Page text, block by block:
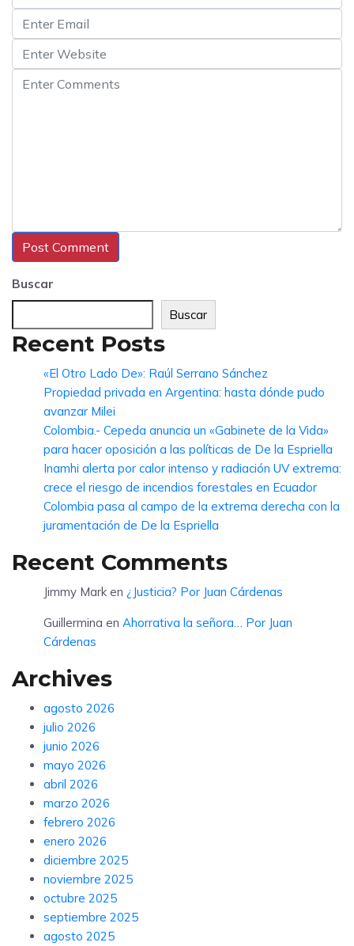
Buscar
Buscar
Recent Posts
«El Otro Lado De»: Raúl Serrano Sánchez
Propiedad privada en Argentina: hasta dónde pudo
avanzar Milei
Colombia.- Cepeda anuncia un «Gabinete de la Vida»
para hacer oposición a las políticas de De la Espriella
Inamhi alerta por calor intenso y radiación UV extrema:
crece el riesgo de incendios forestales en Ecuador
Colombia pasa al campo de la extrema derecha con la
juramentación de De la Espriella
Recent Comments
Jimmy Mark en ¿Justicia? Por Juan Cárdenas
Guillermina en Ahorrativa la señora… Por Juan
Cárdenas
Archives
agosto 2026
julio 2026
junio 2026
mayo 2026
abril 2026
marzo 2026
febrero 2026
enero 2026
diciembre 2025
noviembre 2025
octubre 2025
septiembre 2025
agosto 2025